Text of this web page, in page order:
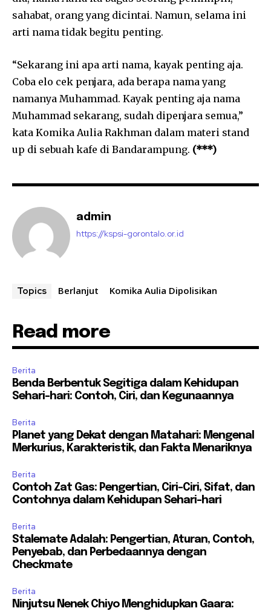
sahabat, orang yang dicintai. Namun, selama ini
arti nama tidak begitu penting.
“Sekarang ini apa arti nama, kayak penting aja.
Coba elo cek penjara, ada berapa nama yang
namanya Muhammad. Kayak penting aja nama
Muhammad sekarang, sudah dipenjara semua,”
kata Komika Aulia Rakhman dalam materi stand
up di sebuah kafe di Bandarampung. (***)
admin
https://kspsi-gorontalo.or.id
Topics Berlanjut Komika Aulia Dipolisikan
Read more
Berita
Benda Berbentuk Segitiga dalam Kehidupan
Sehari-hari: Contoh, Ciri, dan Kegunaannya
Berita
Planet yang Dekat dengan Matahari: Mengenal
Merkurius, Karakteristik, dan Fakta Menariknya
Berita
Contoh Zat Gas: Pengertian, Ciri-Ciri, Sifat, dan
Contohnya dalam Kehidupan Sehari-hari
Berita
Stalemate Adalah: Pengertian, Aturan, Contoh,
Penyebab, dan Perbedaannya dengan
Checkmate
Berita
Ninjutsu Nenek Chiyo Menghidupkan Gaara: